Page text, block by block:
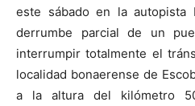
este sábado en la autopista
derrumbe parcial de un
interrumpir totalmente el
localidad bonaerense de
a la altura del kilómetro